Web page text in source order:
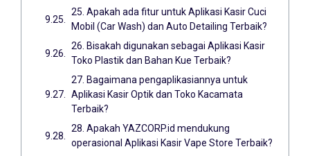
25. Apakah ada fitur untuk Aplikasi Kasir Cuci
Mobil (Car Wash) dan Auto Detailing Terbaik?
26. Bisakah digunakan sebagai Aplikasi Kasir
Toko Plastik dan Bahan Kue Terbaik?
27. Bagaimana pengaplikasiannya untuk
Aplikasi Kasir Optik dan Toko Kacamata
Terbaik?
28. Apakah YAZCORP.id mendukung
operasional Aplikasi Kasir Vape Store Terbaik?